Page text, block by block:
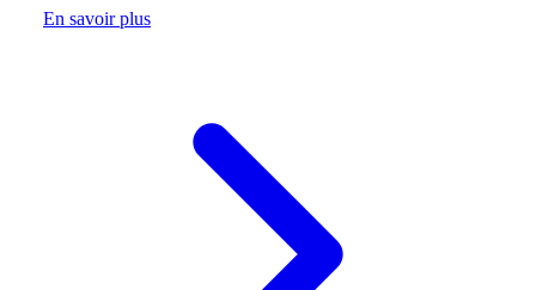
En savoir plus